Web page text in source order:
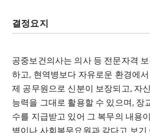
결정요지
공중보건의사는 의사 등 전문자격
하고, 현역병보다 자유로운 환경에
제 공무원으로 신분이 보장되고, 자
능력을 그대로 활용할 수 있으며, 장
수를 지급받고 있어 그 복무의 내용
병이나 사회복무요원과 같다고 보기